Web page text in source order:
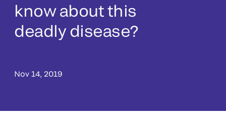
know about this
deadly disease?
Nov 14, 2019